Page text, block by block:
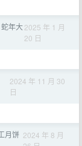
年大2025 年 1 月
20 日
2024 年 11 月 30
日
月饼 2024 年 8 月